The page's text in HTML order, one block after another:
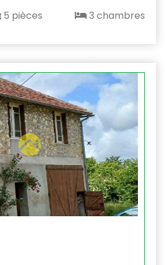
5 pièces 3 chambres